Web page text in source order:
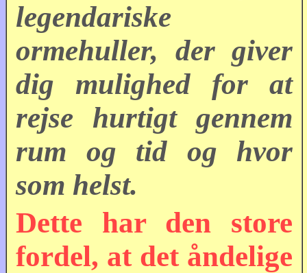
legendariske
ormehuller, der giver
dig mulighed for at
rejse hurtigt gennem
rum og tid og hvor
som helst.
Dette har den store
fordel, at det åndelige